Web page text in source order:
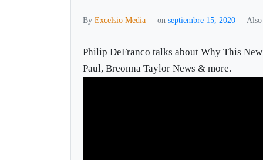
ByExcelsio Media onseptiembre 15, 2020
Philip DeFranco talks about Why This
Paul, Breonna Taylor News & more.